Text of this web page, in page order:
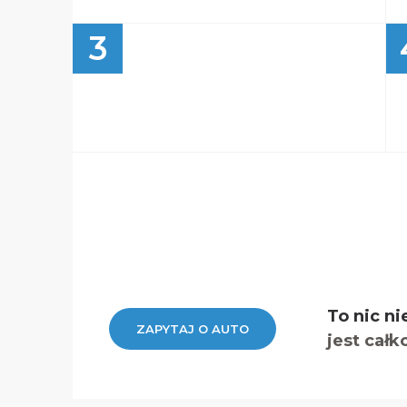
3
ZAPYTAJ O AUTO
To nic
jest